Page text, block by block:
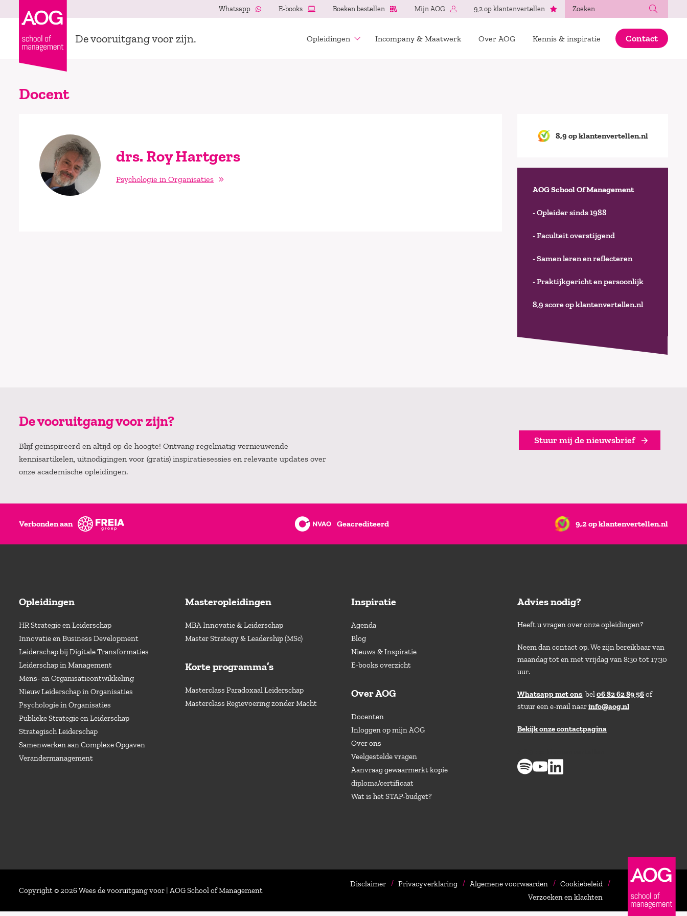
Whatsapp E-books Boeken bestellen Mijn AOG 9,2 op klantenvertellen
De vooruitgang voor zijn. Opleidingen Incompany & Maatwerk Over AOG Kennis & inspiratie Contact
Docent
drs. Roy Hartgers
Psychologie in Organisaties
8,9 op klantenvertellen.nl
AOG School Of Management
- Opleider sinds 1988
- Faculteit overstijgend
- Samen leren en reflecteren
- Praktijkgericht en persoonlijk
8,9 score op klantenvertellen.nl
De vooruitgang voor zijn?
Blijf geïnspireerd en altijd op de hoogte! Ontvang regelmatig vernieuwende
kennisartikelen, uitnodigingen voor (gratis) inspiratiesessies en relevante updates over
onze academische opleidingen.
Stuur mij de nieuwsbrief
Verbonden aan Geacrediteerd 9,2 op klantenvertellen.nl
Opleidingen
HR Strategie en Leiderschap
Innovatie en Business Development
Leiderschap bij Digitale Transformaties
Leiderschap in Management
Mens- en Organisatieontwikkeling
Nieuw Leiderschap in Organisaties
Psychologie in Organisaties
Publieke Strategie en Leiderschap
Strategisch Leiderschap
Samenwerken aan Complexe Opgaven
Verandermanagement
Masteropleidingen
MBA Innovatie & Leiderschap
Master Strategy & Leadership (MSc)
Korte programma’s
Masterclass Paradoxaal Leiderschap
Masterclass Regievoering zonder Macht
Inspiratie
Agenda
Blog
Nieuws & Inspiratie
E-books overzicht
Over AOG
Docenten
Inloggen op mijn AOG
Over ons
Veelgestelde vragen
Aanvraag gewaarmerkt kopie
diploma/certificaat
Wat is het STAP-budget?
Advies nodig?
Heeft u vragen over onze opleidingen?
Neem dan contact op. We zijn bereikbaar van
maandag tot en met vrijdag van 8:30 tot 17:30
uur.
Whatsapp met ons, bel06 82 62 89 56of
stuur een e-mail naarinfo@aog.nl
Bekijk onze contactpagina
Copyright © 2026 Wees de vooruitgang voor | AOG School of Management
Disclaimer Privacyverklaring Algemene voorwaarden
Cookiebeleid
Verzoeken en klachten